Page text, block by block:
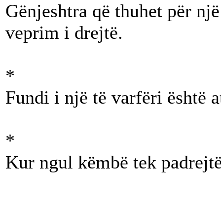
Gënjeshtra që thuhet për
veprim i drejtë.
*
Fundi i një të varfëri është
*
Kur ngul këmbë tek